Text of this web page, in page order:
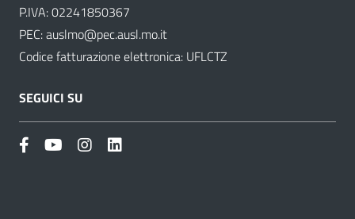
P.IVA: 02241850367
PEC:auslmo@pec.ausl.mo.it
Codice fatturazione elettronica: UFLCTZ
SEGUICI SU